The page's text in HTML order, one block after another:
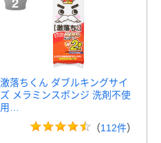
激落ちくん ダブルキングサイ
ズ メラミンスポンジ 洗剤不使
用…
（112件）